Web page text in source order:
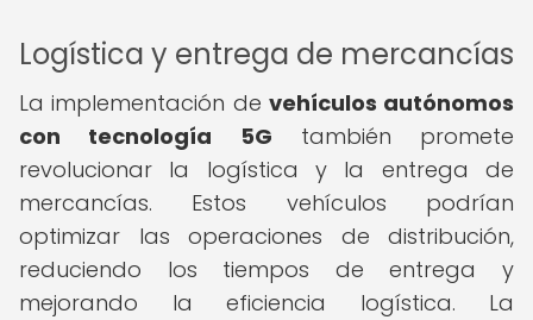
Logística y entrega de mercancías
La implementación de vehículos autónomos
con tecnología 5G también promete
revolucionar la logística y la entrega de
mercancías. Estos vehículos podrían
optimizar las operaciones de distribución,
reduciendo los tiempos de entrega y
mejorando la eficiencia logística. La